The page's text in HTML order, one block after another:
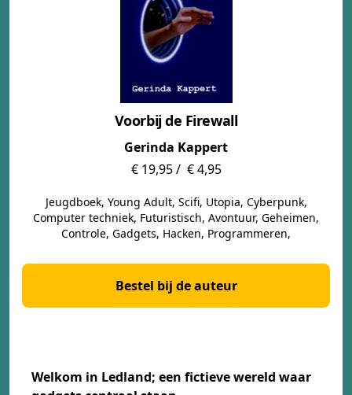
Voorbij de Firewall
Gerinda Kappert
€ 19,95 / € 4,95
Jeugdboek, Young Adult, Scifi, Utopia, Cyberpunk,
Computer techniek, Futuristisch, Avontuur, Geheimen,
Controle, Gadgets, Hacken, Programmeren,
Bestel bij de auteur
Welkom in Ledland; een fictieve wereld waar